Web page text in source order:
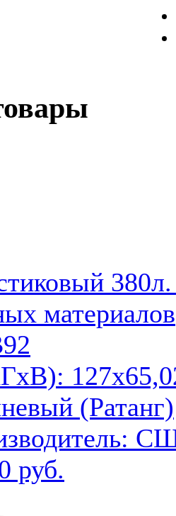
материалов
(Ратанг)
руб.